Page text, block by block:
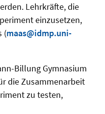
Lehrkräfte, die
einzusetzen,
(maas@idmp.uni-
Billung Gymnasium
die Zusammenarbeit
zu testen,